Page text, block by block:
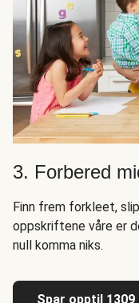
3. Forbered
Finn frem forkleet,
oppskriftene våre er
null komma niks.
Spar opptil